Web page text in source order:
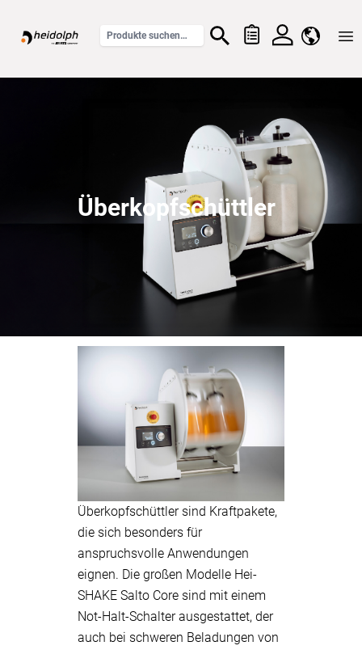
Überkopfschüttler
Überkopfschüttler sind Kraftpakete,
die sich besonders für
anspruchsvolle Anwendungen
eignen. Die großen Modelle Hei-
SHAKE Salto Core sind mit einem
Not-Halt-Schalter ausgestattet, der
auch bei schweren Beladungen von